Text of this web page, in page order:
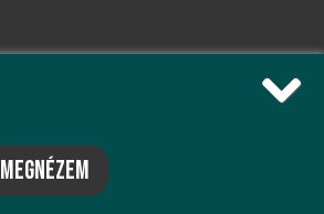
megnézem